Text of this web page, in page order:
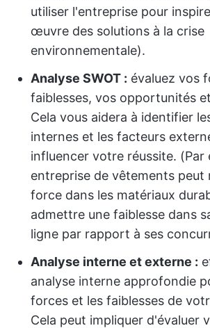
utiliser l'entreprise pour
œuvre des solutions à la crise
environnementale).
Analyse SWOT : évaluez vos
faiblesses, vos opportunités
Cela vous aidera à identifier
internes et les facteurs
influencer votre réussite. (Par
entreprise de vêtements peut
force dans les matériaux
admettre une faiblesse dans
ligne par rapport à ses
Analyse interne et externe :
analyse interne approfondie
forces et les faiblesses de
Cela peut impliquer d'évaluer